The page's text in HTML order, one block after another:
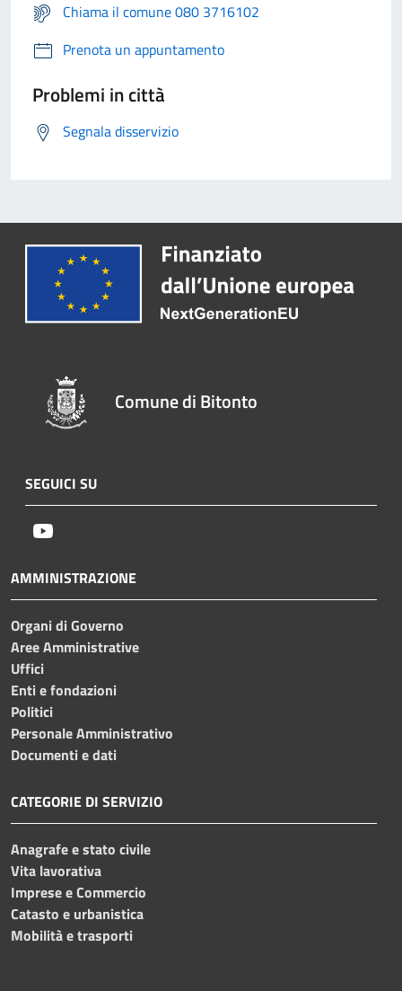
Chiama il comune 080 3716102
Prenota un appuntamento
Problemi in città
Segnala disservizio
Comune di Bitonto
SEGUICI SU
AMMINISTRAZIONE
Organi di Governo
Aree Amministrative
Uffici
Enti e fondazioni
Politici
Personale Amministrativo
Documenti e dati
CATEGORIE DI SERVIZIO
Anagrafe e stato civile
Vita lavorativa
Imprese e Commercio
Catasto e urbanistica
Mobilità e trasporti